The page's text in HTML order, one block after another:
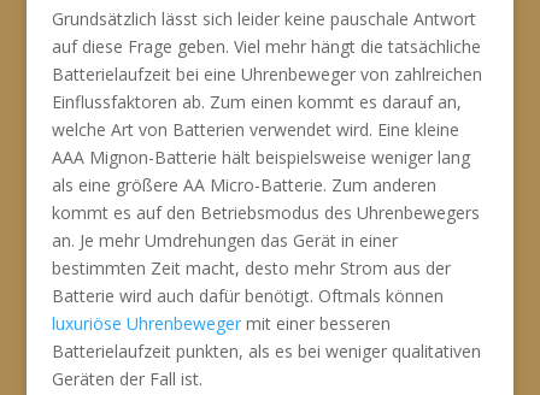
Grundsätzlich lässt sich leider keine pauschale Antwort
auf diese Frage geben. Viel mehr hängt die tatsächliche
Batterielaufzeit bei eine Uhrenbeweger von zahlreichen
Einflussfaktoren ab. Zum einen kommt es darauf an,
welche Art von Batterien verwendet wird. Eine kleine
AAA Mignon-Batterie hält beispielsweise weniger lang
als eine größere AA Micro-Batterie. Zum anderen
kommt es auf den Betriebsmodus des Uhrenbewegers
an. Je mehr Umdrehungen das Gerät in einer
bestimmten Zeit macht, desto mehr Strom aus der
Batterie wird auch dafür benötigt. Oftmals können
luxuriöse Uhrenbewegermit einer besseren
Batterielaufzeit punkten, als es bei weniger qualitativen
Geräten der Fall ist.